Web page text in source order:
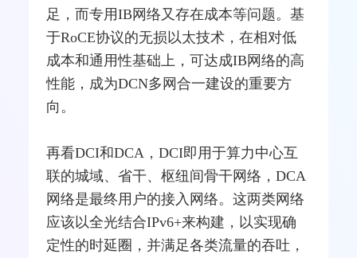
足，而专用IB网络又存在成本等问题。基
于RoCE协议的无损以太技术，在相对低
成本和通用性基础上，可达成IB网络的高
性能，成为DCN多网合一建设的重要方
向。
再看DCI和DCA，DCI即用于算力中心互
联的城域、省干、枢纽间骨干网络，DCA
网络是最终用户的接入网络。这两类网络
应该以全光结合IPv6+来构建，以实现确
定性的时延圈，并满足各类流量的吞吐，